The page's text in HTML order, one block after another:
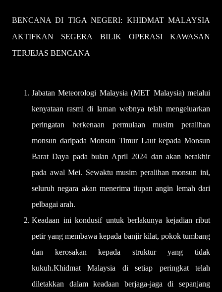
BENCANA DI TIGA NEGERI: KHIDMAT MALAYSIA
AKTIFKAN SEGERA BILIK OPERASI KAWASAN
TERJEJAS BENCANA
Jabatan Meteorologi Malaysia (MET Malaysia) melalui
kenyataan rasmi di laman webnya telah mengeluarkan
peringatan berkenaan permulaan musim peralihan
monsun daripada Monsun Timur Laut kepada Monsun
Barat Daya pada bulan April 2024 dan akan berakhir
pada awal Mei. Sewaktu musim peralihan monsun ini,
seluruh negara akan menerima tiupan angin lemah dari
pelbagai arah.
Keadaan ini kondusif untuk berlakunya kejadian ribut
petir yang membawa kepada banjir kilat, pokok tumbang
dan kerosakan kepada struktur yang tidak
kukuh.Khidmat Malaysia di setiap peringkat telah
diletakkan dalam keadaan berjaga-jaga di sepanjang